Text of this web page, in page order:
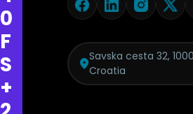
0
F
S
+
Savska cesta 32,
Croatia